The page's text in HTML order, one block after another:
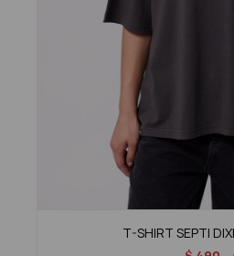
T-SHIRT SEPTI